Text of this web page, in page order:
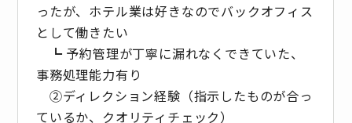
ったが、ホテル業は好きなのでバックオフィス
として働きたい
┗ 予約管理が丁寧に漏れなくできていた、
事務処理能力有り
②ディレクション経験（指示したものが合っ
ているか、クオリティチェック）